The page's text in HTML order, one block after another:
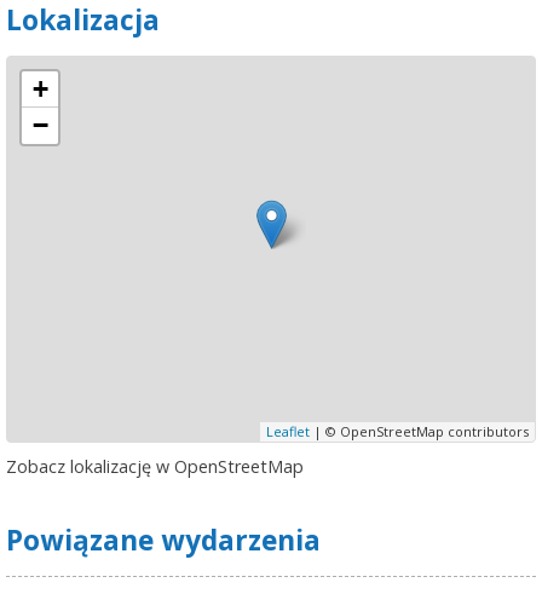
Lokalizacja
+
−
Leaflet | © OpenStreetMap contributors
Zobacz lokalizację w OpenStreetMap
Powiązane wydarzenia